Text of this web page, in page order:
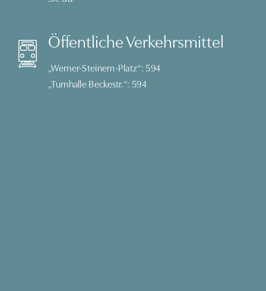
Öffentliche Verkehrsmittel
„Werner-Steinem-Platz“: 594
„Turnhalle Beckestr.“: 594